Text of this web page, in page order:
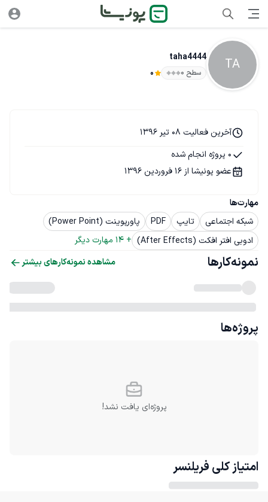
TA
taha4444
سطح ۰ 0
مهارت‌ها
شبکه اجتماعی
تایپ PDF
پاورپوینت (Power Point)
ادوبی افتر افکت (After Effects)
+
14 مهارت دیگر
آخرین فعالیت 08 تیر 1396
0 پروژه انجام شده
عضو پونیشا از 16 فروردین 1396
نمونه‌کارها مشاهده نمونه‌کارهای بیشتر
پروژه‌ها
پروژه‌ای یافت نشد!
امتیاز کلی فریلنسر